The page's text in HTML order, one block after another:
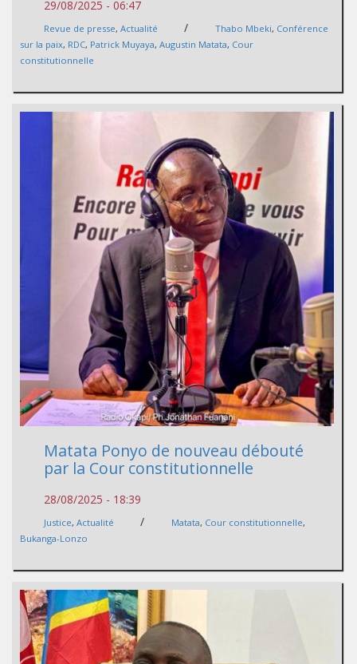
29/08/2025 - 06:47
Revue de presse, Actualité / Thabo Mbeki, Conférence
sur la paix, RDC, Patrick Muyaya, Augustin Matata, Cour
constitutionnelle
Matata Ponyo de nouveau débouté
par la Cour constitutionnelle
28/08/2025 - 18:39
Justice, Actualité / Matata, Cour constitutionnelle,
Bukanga-Lonzo